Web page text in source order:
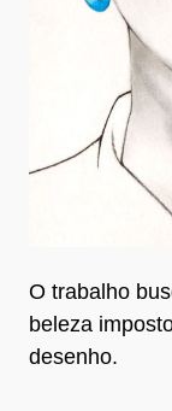
O trabalho
beleza
desenho.